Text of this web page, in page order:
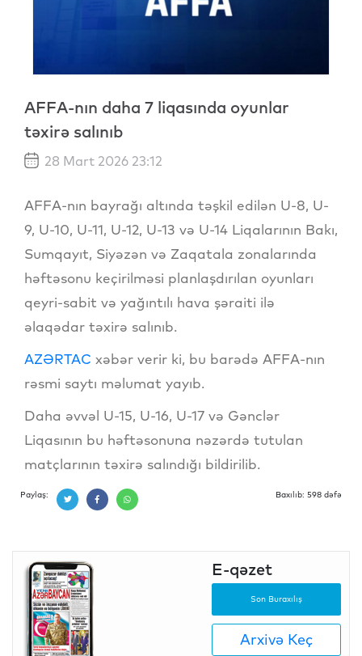
AFFA-nın daha 7 liqasında oyunlar
təxirə salınıb
28 Mart 2026 23:12
AFFA-nın bayrağı altında təşkil edilən U-8, U-
9, U-10, U-11, U-12, U-13 və U-14 Liqalarının Bakı,
Sumqayıt, Siyəzən və Zaqatala zonalarında
həftəsonu keçirilməsi planlaşdırılan oyunları
qeyri-sabit və yağıntılı hava şəraiti ilə
əlaqədar təxirə salınıb.
AZƏRTAC xəbər verir ki, bu barədə AFFA-nın
rəsmi saytı məlumat yayıb.
Daha əvvəl U-15, U-16, U-17 və Gənclər
Liqasının bu həftəsonuna nəzərdə tutulan
matçlarının təxirə salındığı bildirilib.
Paylaş: Baxılıb: 598 dəfə
E-qəzet
Son Buraxılış
Arxivə Keç